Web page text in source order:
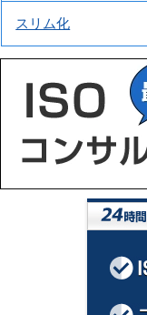
スリム化